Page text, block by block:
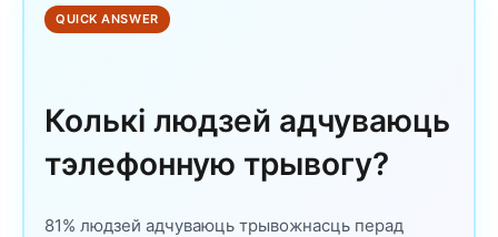
QUICK ANSWER
Колькі людзей адчуваюць
тэлефонную трывогу?
81% людзей адчуваюць трывожнасць перад